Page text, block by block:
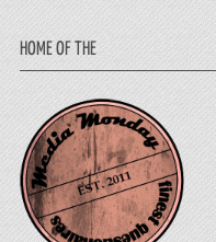
HOME OF THE